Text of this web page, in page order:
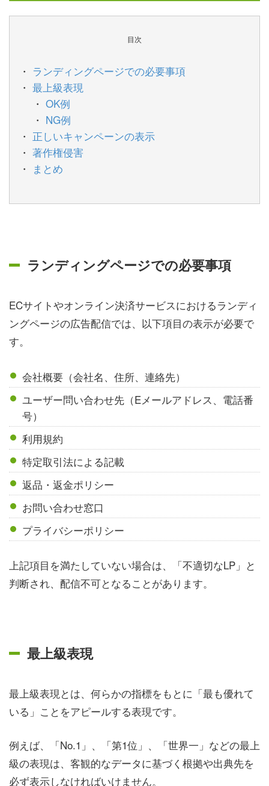
目次
ランディングページでの必要事項
最上級表現
OK例
NG例
正しいキャンペーンの表示
著作権侵害
まとめ
ランディングページでの必要事項
ECサイトやオンライン決済サービスにおけるランディ
ングページの広告配信では、以下項目の表示が必要で
す。
会社概要（会社名、住所、連絡先）
ユーザー問い合わせ先（Eメールアドレス、電話番
号）
利用規約
特定取引法による記載
返品・返金ポリシー
お問い合わせ窓口
プライバシーポリシー
上記項目を満たしていない場合は、「不適切なLP」と
判断され、配信不可となることがあります。
最上級表現
最上級表現とは、何らかの指標をもとに「最も優れて
いる」ことをアピールする表現です。
例えば、「No.1」、「第1位」、「世界一」などの最上
級の表現は、客観的なデータに基づく根拠や出典先を
必ず表示しなければいけません。